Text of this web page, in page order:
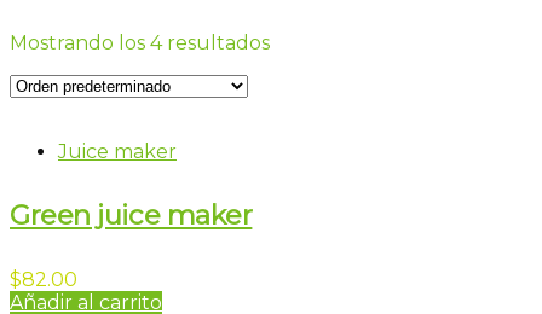
Mostrando los 4 resultados
Juice maker
Green juice maker
$82.00
Añadir al carrito